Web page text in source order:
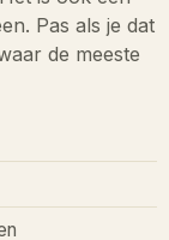
Pas als je dat
de meeste